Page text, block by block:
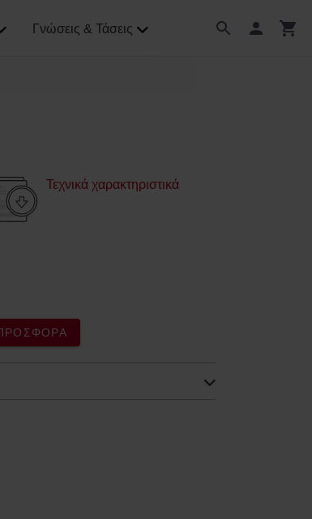
Γνώσεις & Τάσεις
Τεχνικά χαρακτηριστικά